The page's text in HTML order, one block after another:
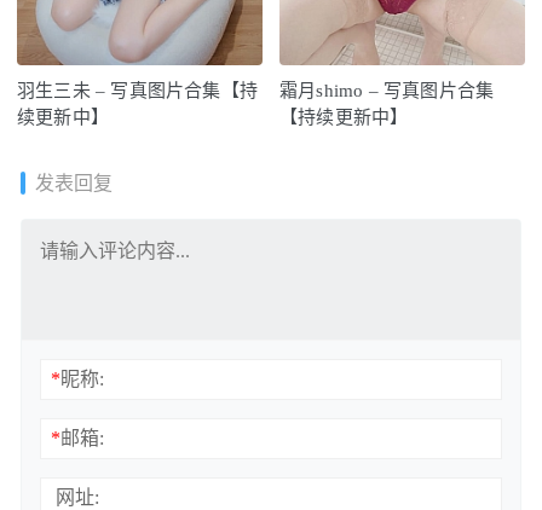
羽生三未 – 写真图片合集【持
续更新中】
霜月shimo – 写真图片合集
【持续更新中】
发表回复
*昵称:
*邮箱:
网址: